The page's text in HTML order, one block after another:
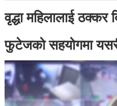
वृद्धा महिलालाई ठक्कर
फुटेजको सहयोगमा